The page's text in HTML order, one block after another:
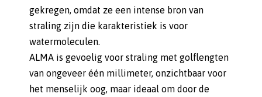
gekregen, omdat ze een intense bron van
straling zijn die karakteristiek is voor
watermoleculen.
ALMA is gevoelig voor straling met golflengten
van ongeveer één millimeter, onzichtbaar voor
het menselijk oog, maar ideaal om door de